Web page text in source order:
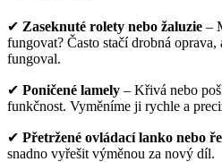
✔ Zaseknuté rolety nebo žaluzie –
fungovat? Často stačí drobná
fungoval.
✔ Poničené lamely – Křivá nebo
funkčnost. Vyměníme ji rychle a
✔ Přetržené ovládací lanko nebo
snadno vyřešit výměnou za nový díl.